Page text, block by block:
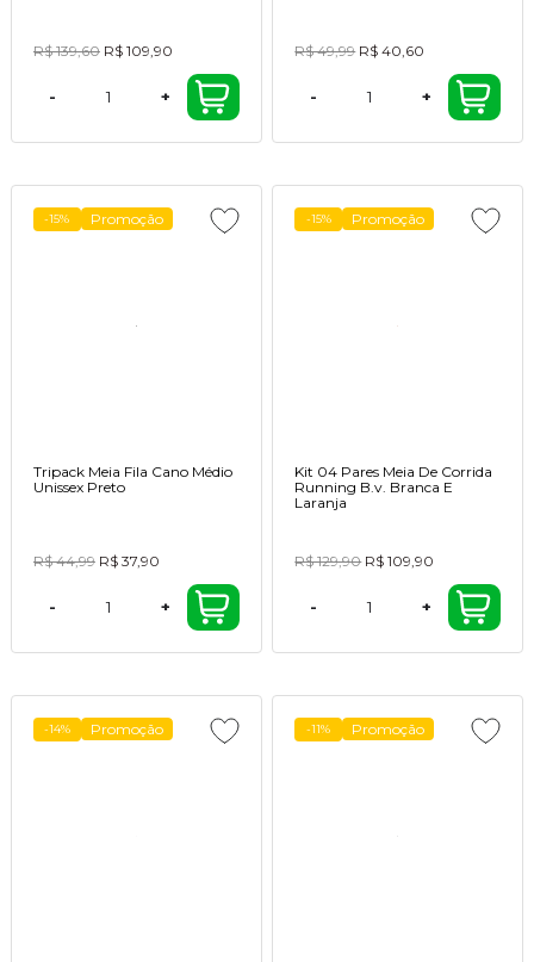
R$ 139,60 R$ 109,90
- +
R$ 49,99 R$ 40,60
- +
-15% Promoção
Tripack Meia Fila Cano Médio
Unissex Preto
R$ 44,99 R$ 37,90
- +
-15% Promoção
Kit 04 Pares Meia De Corrida
Running B.v. Branca E
Laranja
R$ 129,90 R$ 109,90
- +
-14% Promoção -11% Promoção